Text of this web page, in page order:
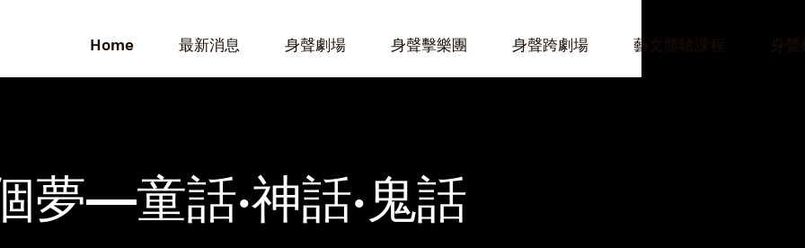
Home 最新消息 身聲劇場 身聲擊樂團 身聲跨劇場 藝文體驗課程 身
夢—童話·神話·鬼話